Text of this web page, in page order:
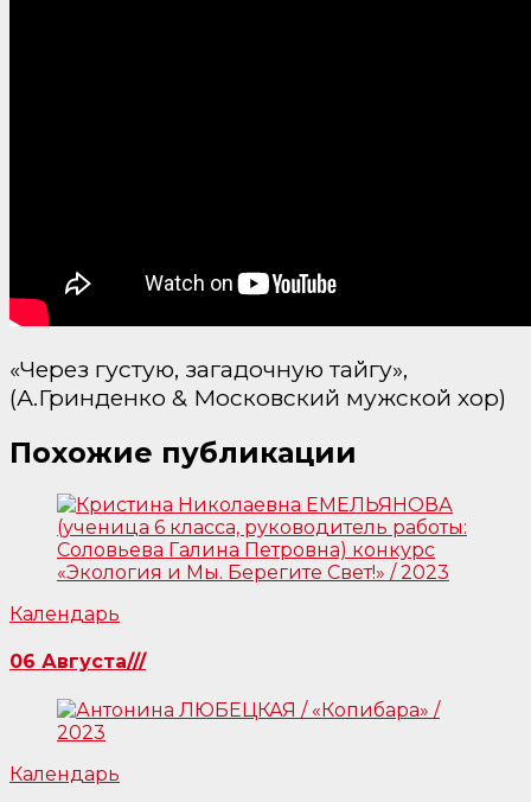
«Через густую, загадочную тайгу»,
(А.Гринденко & Московский мужской хор)
Похожие публикации
Календарь
06 Августа///
Календарь